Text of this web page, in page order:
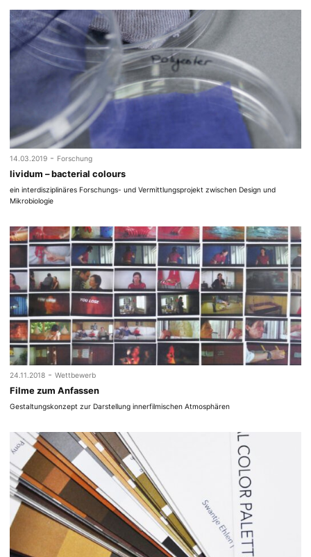
14.03.2019 - Forschung
lividum – bacterial colours
ein interdisziplinäres Forschungs- und Vermittlungsprojekt zwischen Design und
Mikrobiologie
24.11.2018 - Wettbewerb
Filme zum Anfassen
Gestaltungskonzept zur Darstellung innerfilmischen Atmosphären